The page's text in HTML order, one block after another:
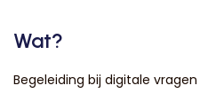
Wat?
Begeleiding bij digitale vragen